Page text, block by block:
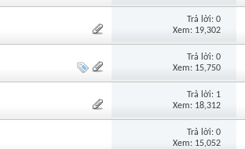
Trả lời: 0
Xem: 19,302
Trả lời: 0
Xem: 15,750
Trả lời: 1
Xem: 18,312
Trả lời: 0
Xem: 15,052